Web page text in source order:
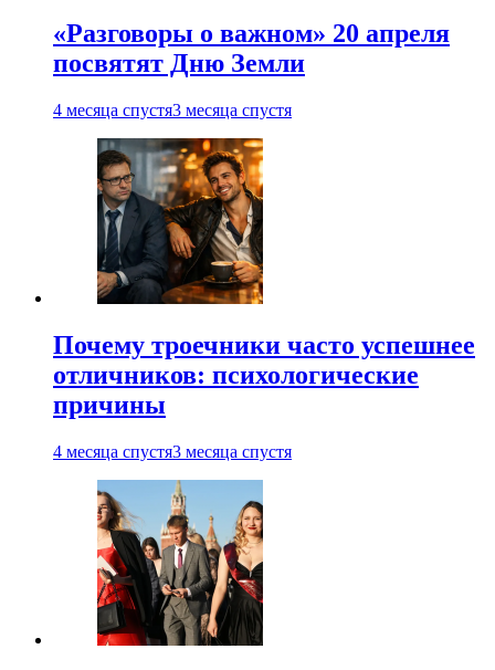
«Разговоры о важном» 20 апреля
посвятят Дню Земли
4 месяца спустя3 месяца спустя
Почему троечники часто успешнее
отличников: психологические
причины
4 месяца спустя3 месяца спустя